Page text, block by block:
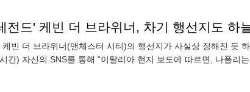
빈 더 브라위너(맨체스터 시티)의 행선지가 사실상 정해진 듯
간) 자신의 SNS를 통해 “이탈리아 현지 보도에 따르면, 나폴리